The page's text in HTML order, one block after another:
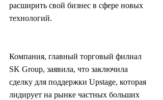
расширить свой бизнес в сфере новых
технологий.
Компания, главный торговый филиал
SK Group, заявила, что заключила
сделку для поддержки Upstage, которая
лидирует на рынке частных больших